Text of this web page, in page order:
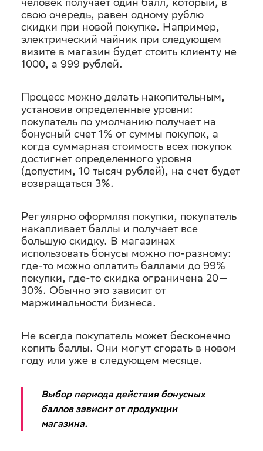
свою очередь, равен одному рублю
скидки при новой покупке. Например,
электрический чайник при следующем
визите в магазин будет стоить клиенту не
1000, а 999 рублей.
Процесс можно делать накопительным,
установив определенные уровни:
покупатель по умолчанию получает на
бонусный счет 1% от суммы покупок, а
когда суммарная стоимость всех покупок
достигнет определенного уровня
(допустим, 10 тысяч рублей), на счет будет
возвращаться 3%.
Регулярно оформляя покупки, покупатель
накапливает баллы и получает все
большую скидку. В магазинах
использовать бонусы можно по-разному:
где-то можно оплатить баллами до 99%
покупки, где-то скидка ограничена 20—
30%. Обычно это зависит от
маржинальности бизнеса.
Не всегда покупатель может бесконечно
копить баллы. Они могут сгорать в новом
году или уже в следующем месяце.
Выбор периода действия бонусных
баллов зависит от продукции
магазина.